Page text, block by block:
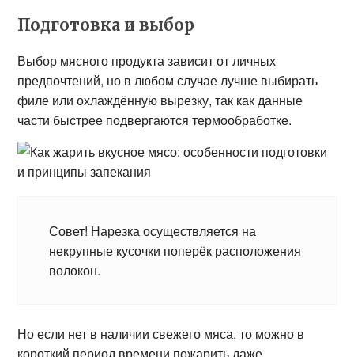
Подготовка и выбор
Выбор мясного продукта зависит от личных
предпочтений, но в любом случае лучше выбирать
филе или охлаждённую вырезку, так как данные
части быстрее подвергаются термообработке.
Совет! Нарезка осуществляется на
некрупные кусочки поперёк расположения
волокон.
Но если нет в наличии свежего мяса, то можно в